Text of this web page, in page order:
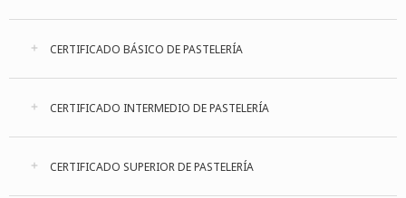
CERTIFICADO BÁSICO DE PASTELERÍA
CERTIFICADO INTERMEDIO DE PASTELERÍA
CERTIFICADO SUPERIOR DE PASTELERÍA